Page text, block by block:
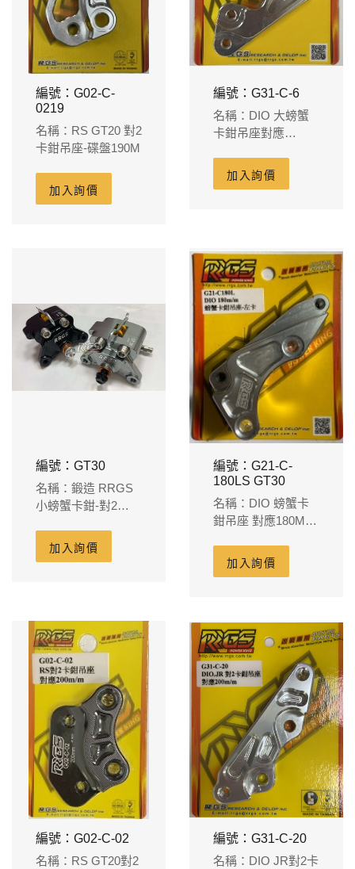
編號：G02-C-
0219
名稱：RS GT20 對2
卡鉗吊座-碟盤190M
加入詢價
編號：G31-C-6
名稱：DIO 大螃蟹
卡鉗吊座對應
加入詢價
編號：GT30
名稱：鍛造 RRGS
小螃蟹卡鉗-對2
加入詢價
編號：G21-C-
180LS GT30
名稱：DIO 螃蟹卡
鉗吊座 對應180M/M
PH64
加入詢價
編號：G02-C-02
名稱：RS GT20對2
編號：G31-C-20
名稱：DIO JR對2卡